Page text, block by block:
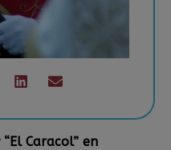
Caracol” en